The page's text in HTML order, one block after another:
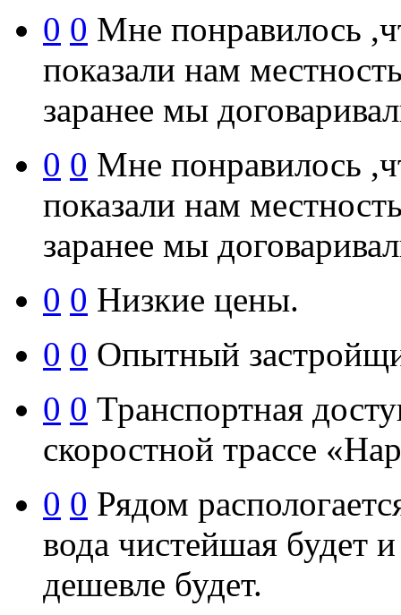
0 0 Мне понравилось
показали нам
заранее мы
0 0 Мне понравилось
показали нам
заранее мы
0 0 Низкие цены.
0 0 Опытный
0 0 Транспортная
скоростной трассе
0 0 Рядом
вода чистейшая будет
дешевле будет.